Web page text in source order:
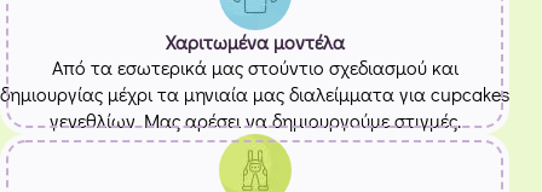
Χαριτωμένα μοντέλα
Από τα εσωτερικά μας στούντιο σχεδιασμού και
δημιουργίας μέχρι τα μηνιαία μας διαλείμματα για cupcakes
γενεθλίων. Μας αρέσει να δημιουργούμε στιγμές.